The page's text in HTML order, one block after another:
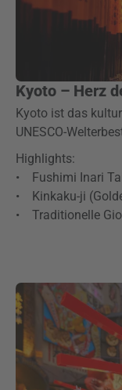
Kyoto – Herz
Kyoto ist das
UNESCO-
Highlights:
• Fushimi Inari
• Kinkaku-ji
• Traditionelle